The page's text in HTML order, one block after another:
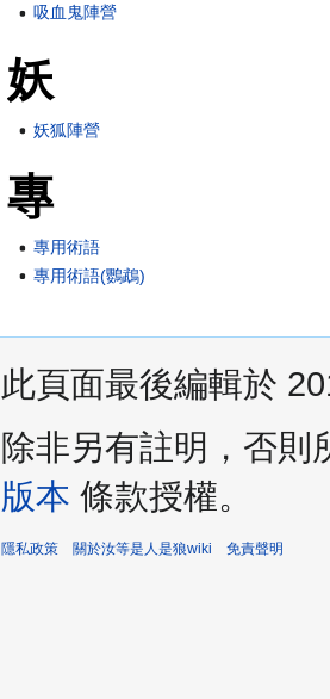
吸血鬼陣營
妖
妖狐陣營
專
專用術語
專用術語(鸚鵡)
此頁面最後編輯於
除非另有註明，否
版本 條款授權。
隱私政策 關於汝等是人是狼wiki 免責聲明